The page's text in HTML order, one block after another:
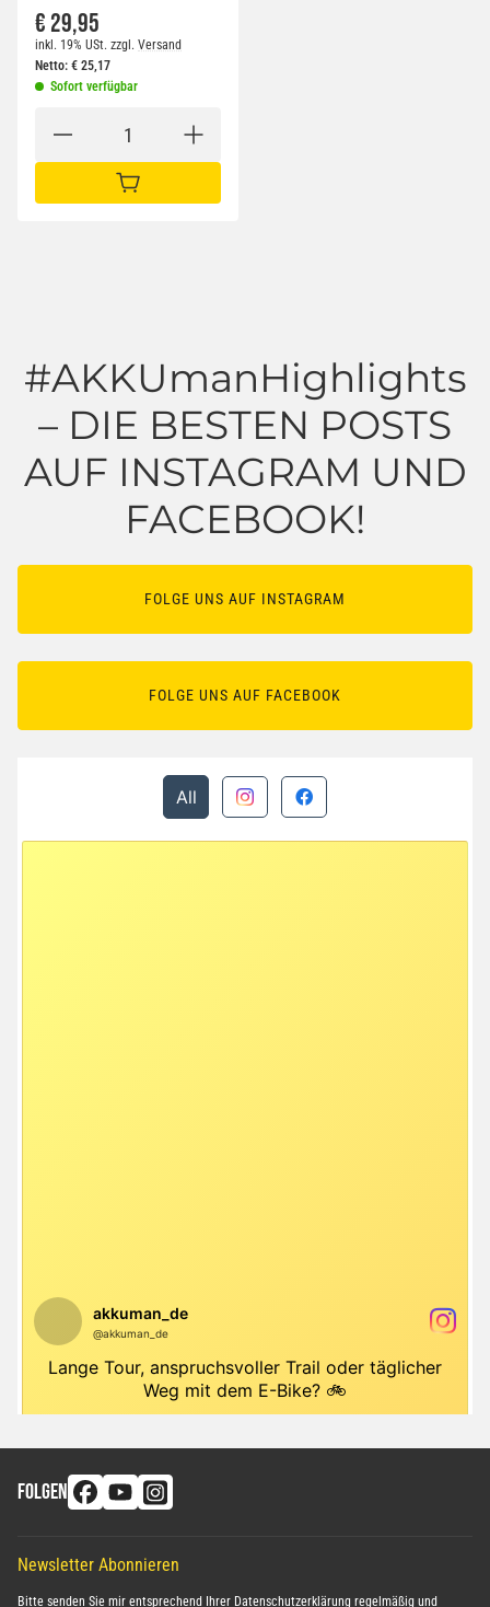
€ 29,95
inkl. 19% USt. zzgl. Versand
Netto: € 25,17
Sofort verfügbar
IN DEN WARENKORB
#AKKUmanHighlights
– DIE BESTEN POSTS
AUF INSTAGRAM UND
FACEBOOK!
FOLGE UNS AUF INSTAGRAM
FOLGE UNS AUF FACEBOOK
FOLGEN
Newsletter Abonnieren
Bitte senden Sie mir entsprechend Ihrer Datenschutzerklärung regelmäßig und